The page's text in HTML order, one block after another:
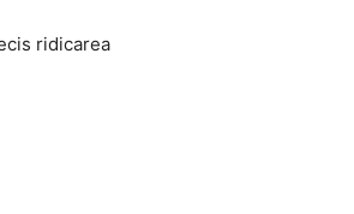
ridicarea